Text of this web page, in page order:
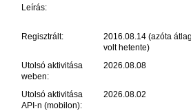
Leírás:
Regisztrált:
2016.08.14 (azóta
volt hetente)
Utolsó aktivitása
weben:
2026.08.08
Utolsó aktivitása
API-n (mobilon):
2026.08.02